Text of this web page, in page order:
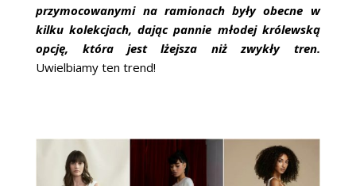
przymocowanymi na ramionach były obecne w
kilku kolekcjach, dając pannie młodej królewską
opcję, która jest lżejsza niż zwykły tren.
Uwielbiamy ten trend!